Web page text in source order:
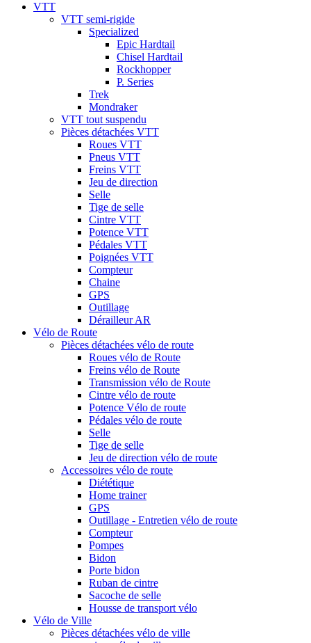
VTT
VTT semi-rigide
Specialized
Epic Hardtail
Chisel Hardtail
Rockhopper
P. Series
Trek
Mondraker
VTT tout suspendu
Pièces détachées VTT
Roues VTT
Pneus VTT
Freins VTT
Jeu de direction
Selle
Tige de selle
Cintre VTT
Potence VTT
Pédales VTT
Poignées VTT
Compteur
Chaine
GPS
Outillage
Dérailleur AR
Vélo de Route
Pièces détachées vélo de route
Roues vélo de Route
Freins vélo de Route
Transmission vélo de Route
Cintre vélo de route
Potence Vélo de route
Pédales vélo de route
Selle
Tige de selle
Jeu de direction vélo de route
Accessoires vélo de route
Diététique
Home trainer
GPS
Outillage - Entretien vélo de route
Compteur
Pompes
Bidon
Porte bidon
Ruban de cintre
Sacoche de selle
Housse de transport vélo
Vélo de Ville
Pièces détachées vélo de ville